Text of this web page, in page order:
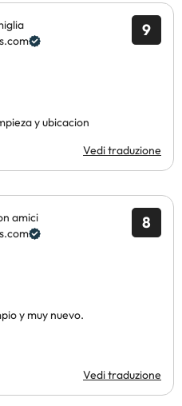
9
y ubicacion
Vedi traduzione
8
amici
y muy nuevo.
Vedi traduzione